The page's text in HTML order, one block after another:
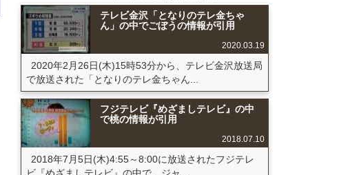
テレビ金沢「となりのテレ金ちゃ
ん」の中でごぼうの情報が引用
2020.03.19
2020年2月26日(木)15時53分から、テレビ金沢放送局
で放送された「となりのテレ金ちゃん...
フジテレビ『めざましテレビ』の中
で桃の情報が引用
2018.07.10
2018年7月5日(木)4:55～8:00に放送されたフジテレ
ビ『めざましテレビ』の中で、ジャ...